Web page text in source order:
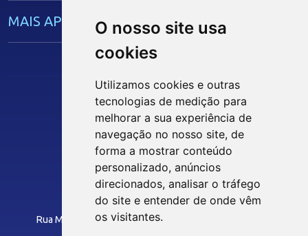
O nosso site usa
cookies
Utilizamos cookies e outras
tecnologias de medição para
melhorar a sua experiência de
navegação no nosso site, de
forma a mostrar conteúdo
personalizado, anúncios
direcionados, analisar o tráfego
do site e entender de onde vêm
os visitantes.
MAIS APRENDIZ
CAPACITAÇÃO EMPRESARIAL
OPORTUNIDADES
Siga nossas Redes Sociais
INTRANET
Instituto Euvaldo Lodi - Paraíba
Rua Manoel Gonçalves Guimarães, 195 - José Pinheiro